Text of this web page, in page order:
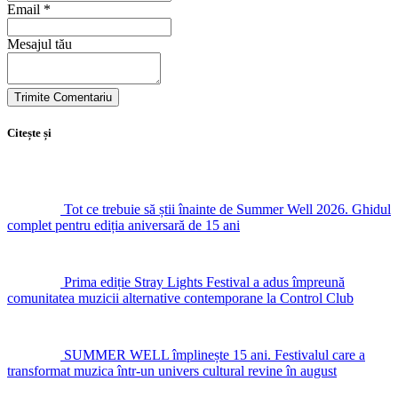
Email *
Mesajul tău
Citește și
Tot ce trebuie să știi înainte de Summer Well 2026. Ghidul
complet pentru ediția aniversară de 15 ani
Prima ediție Stray Lights Festival a adus împreună
comunitatea muzicii alternative contemporane la Control Club
SUMMER WELL împlinește 15 ani. Festivalul care a
transformat muzica într-un univers cultural revine în august